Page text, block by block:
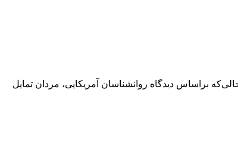
براساس دیدگاه روانشناسان آمریکایی، مردان تمایل